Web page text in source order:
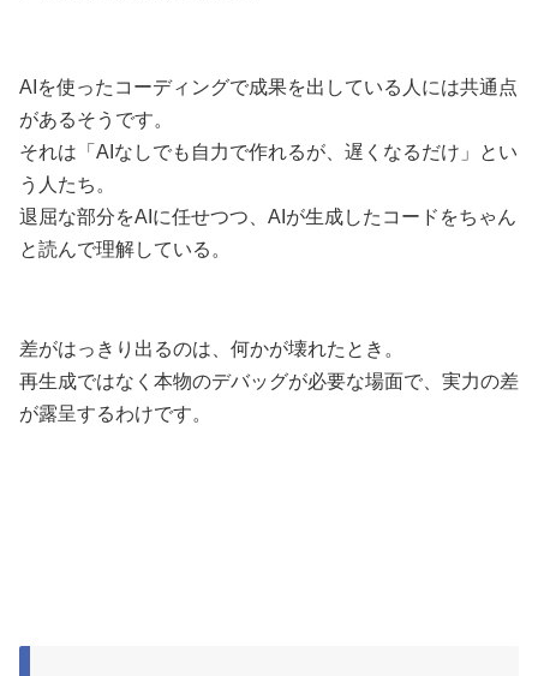
AIを使ったコーディングで成果を出している人には共通点
があるそうです。
それは「AIなしでも自力で作れるが、遅くなるだけ」とい
う人たち。
退屈な部分をAIに任せつつ、AIが生成したコードをちゃん
と読んで理解している。
差がはっきり出るのは、何かが壊れたとき。
再生成ではなく本物のデバッグが必要な場面で、実力の差
が露呈するわけです。